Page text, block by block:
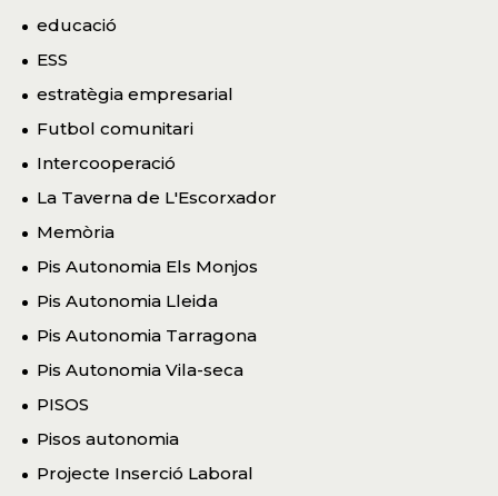
educació
ESS
estratègia empresarial
Futbol comunitari
Intercooperació
La Taverna de L'Escorxador
Memòria
Pis Autonomia Els Monjos
Pis Autonomia Lleida
Pis Autonomia Tarragona
Pis Autonomia Vila-seca
PISOS
Pisos autonomia
Projecte Inserció Laboral